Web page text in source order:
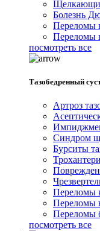
Болезнь
Переломы
Переломы
посмотреть все
Тазобедренный
Артроз
Синдром
Бурситы
Переломы
Переломы
Переломы
посмотреть все